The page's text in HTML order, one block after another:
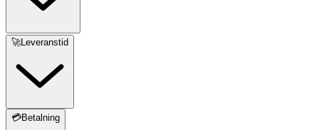
🚀Leveranstid
💳Betalning